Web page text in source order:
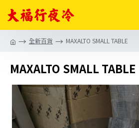
全新百貨 MAXALTO SMALL TABLE
MAXALTO SMALL TABLE